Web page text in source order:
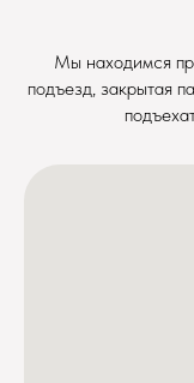
Мы находимся
подъезд, закрытая